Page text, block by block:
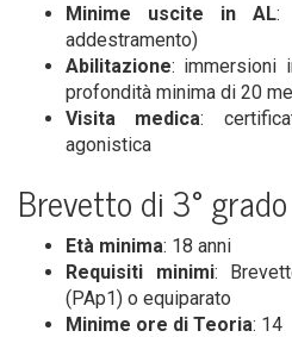
Mini­me usci­te in AL:
addestramento)
Abi­li­ta­zio­ne: immer­sio­ni
pro­fon­di­tà mini­ma di 20
Visi­ta medi­ca:
agonistica
Bre­vet­to di 3°
Età mini­ma: 18 anni
Requi­si­ti mini­mi:
(PAp1) o equiparato
Mini­me ore di Teo­ria: 14